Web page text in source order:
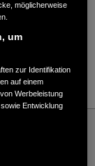
Offizielle
möglicherweise
um
zur Identifikation
auf einem
Werbeleistung
Entwicklung